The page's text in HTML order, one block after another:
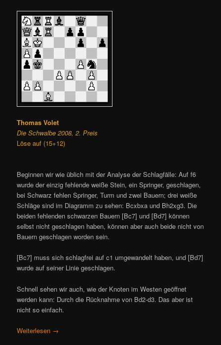
Thomas Volet
Die Schwalbe 2008, 2. Preis
Löse auf (15+12)
Beginnen wir wie üblich mit der Analyse der Schlagfälle: Auf f6
wurde der einzig fehlende weiße Stein, ein Springer, geschlagen,
bei Schwarz fehlen Springer, Turm und zwei Bauern; drei weiße
Schläge sind im Diagramm zu sehen: Bcxbxa und Bh2xg3. Die
beiden fehlenden schwarzen Bauern [Bc7] und [Bd7] können
selbst nicht geschlagen haben, können aber auch beide nicht von
Bauern geschlagen worden sein.
[Bc7] muss sich schlagfrei auf c1 umgewandelt haben, und [Bd7]
wurde auf seiner Linie geschlagen.
Schnell sehen wir auch, wie der Knoten im Westen geöffnet
werden kann: Durch die Rücknahme von Bd2-d3. Das aber ist
nicht so einfach.
Weiterlesen →